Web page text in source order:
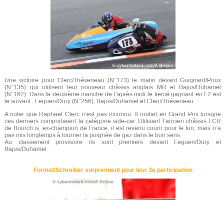
Une victoire pour Clerc/Théveneau (N°173) le matin devant Guignard/Poux
(N°135) qui utilisent leur nouveau châssis anglais MR et Bajus/Duhamel
(N°162). Dans la deuxième manche de l’après midi le tiercé gagnant en F2 est
le suivant : Leguen/Dury (N°256), Bajus/Duhamel et Clerc/Théveneau.
A noter que Raphaël Clerc n’est pas inconnu. Il roulait en Grand Prix lorsque
ces derniers comportaient la catégorie side-car. Utilisant l’ancien châssis LCR
de Bourch’is, ex-champion de France, il est revenu courir pour le fun, mais n’a
pas mis longtemps à tourner la poignée de gaz dans le bon sens.
Au classement provisoire ils sont premiers devant Leguen/Dury et
Bajus/Duhamel
Formet/Schreiber surprennent pour leur 3e participation